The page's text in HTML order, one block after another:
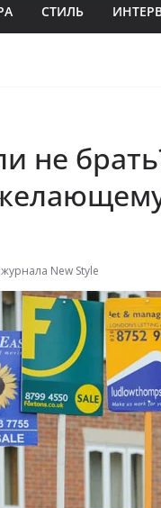
СТИЛЬ
не
New Style